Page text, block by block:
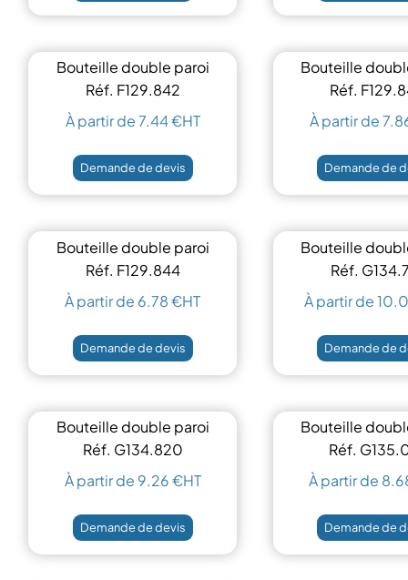
Bouteille double paroi
500 ml
Réf. F129.842
À partir de 7.44 €HT
Demande de devis
Bouteille
500 ml
Réf.
À partir de
Demande de
Bouteille double paroi
500 ml
Réf. F129.844
À partir de 6.78 €HT
Demande de devis
Bouteille
420 ml
Réf.
À partir de
Demande de
Bouteille double paroi
500ml
Réf. G134.820
À partir de 9.26 €HT
Demande de devis
Bouteille
500ml
Réf.
À partir de
Demande de